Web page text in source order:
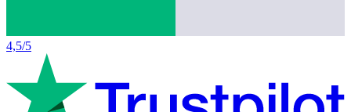
4,5/5